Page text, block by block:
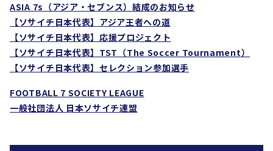
ASIA 7s （アジア・セブンス）結成のお知らせ
【ソサイチ日本代表】アジア王者への道
【ソサイチ日本代表】応援プロジェクト
【ソサイチ日本代表】 TST （The Soccer Tournament）
【ソサイチ日本代表】セレクション参加選手
FOOTBALL 7 SOCIETY LEAGUE
一般社団法人 日本ソサイチ連盟